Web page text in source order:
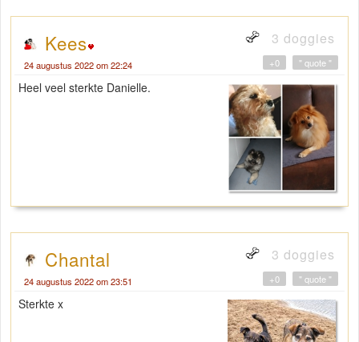
Kees 3 doggies
24 augustus 2022 om 22:24 " quote "
+0
Heel veel sterkte Danielle.
Chantal 3 doggies
24 augustus 2022 om 23:51 " quote "
+0
Sterkte x